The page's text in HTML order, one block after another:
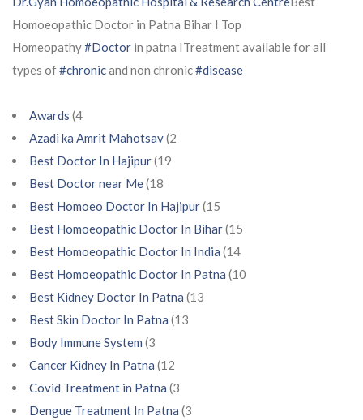
Homoeopathic Doctor in Patna Bihar I Top
Homeopathy#Doctor in patna ITreatment available for all
types of#chronicand non chronic#disease
Awards (4
Azadi ka Amrit Mahotsav(2
Best Doctor In Hajipur(19
Best Doctor near Me(18
Best Homoeo Doctor In Hajipur(15
Best Homoeopathic Doctor In Bihar(15
Best Homoeopathic Doctor In India (14
Best Homoeopathic Doctor In Patna (10
Best Kidney Doctor In Patna (13
Best Skin Doctor In Patna (13
Body Immune System (3
Cancer Kidney In Patna (12
Covid Treatment in Patna (3
Dengue Treatment In Patna (3